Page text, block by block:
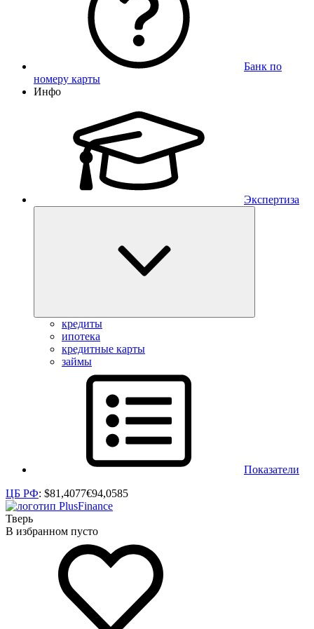
Банк по
номеру карты
Инфо
Экспертиза
кредиты
ипотека
кредитные карты
займы
Показатели
ЦБ РФ: $81,4077€94,0585
Тверь
В избранном пусто